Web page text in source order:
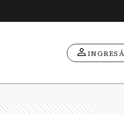
INGRESÁ